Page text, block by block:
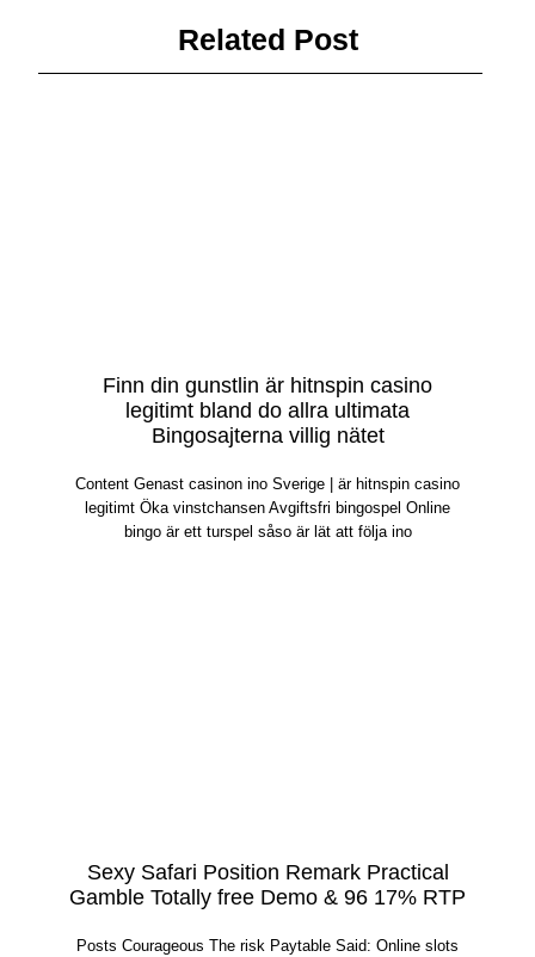
Related Post
Finn din gunstlin är hitnspin casino
legitimt bland do allra ultimata
Bingosajterna villig nätet
Content Genast casinon ino Sverige | är hitnspin casino
legitimt Öka vinstchansen Avgiftsfri bingospel Online
bingo är ett turspel såso är lät att följa ino
Sexy Safari Position Remark Practical
Gamble Totally free Demo & 96 17% RTP
Posts Courageous The risk Paytable Said: Online slots